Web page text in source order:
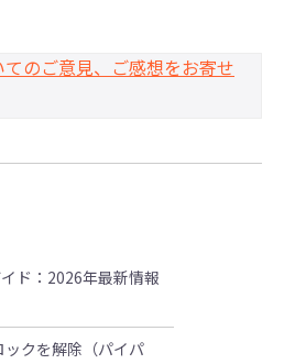
てのご意見、ご感想をお寄せ
ド：2026年最新情報
ックを解除（パイパ